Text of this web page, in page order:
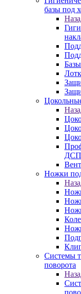
базы под
ДСП
Ножки
Системы
поворота